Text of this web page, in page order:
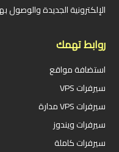
الإلكترونية الجديدة
روابط تهمك
استضافة مواقع
سيرفرات VPS
سيرفرات VPS مدارة
سيرفرات ويندوز
سيرفرات كاملة